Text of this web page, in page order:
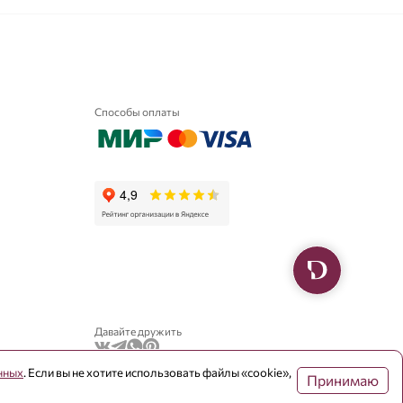
- + В корзину
Способы оплаты
Давайте дружить
. Если вы не хотите использовать файлы «cookie», Принимаю